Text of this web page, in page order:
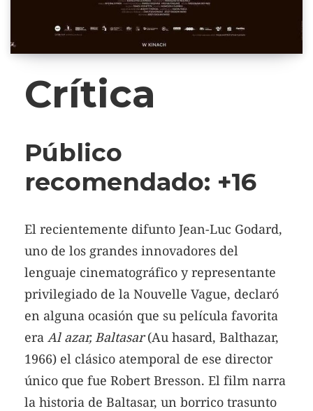
Crítica
Público
recomendado: +16
El recientemente difunto Jean-Luc Godard,
uno de los grandes innovadores del
lenguaje cinematográfico y representante
privilegiado de la Nouvelle Vague, declaró
en alguna ocasión que su película favorita
era Al azar, Baltasar(Au hasard, Balthazar,
1966) el clásico atemporal de ese director
único que fue Robert Bresson. El film narra
la historia de Baltasar, un borrico trasunto